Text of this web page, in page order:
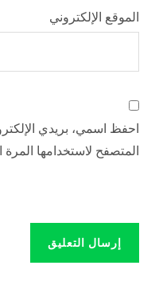
الموقع الإلكتروني
احفظ اسمي، بريدي
المتصفح لاستخدامها المرة